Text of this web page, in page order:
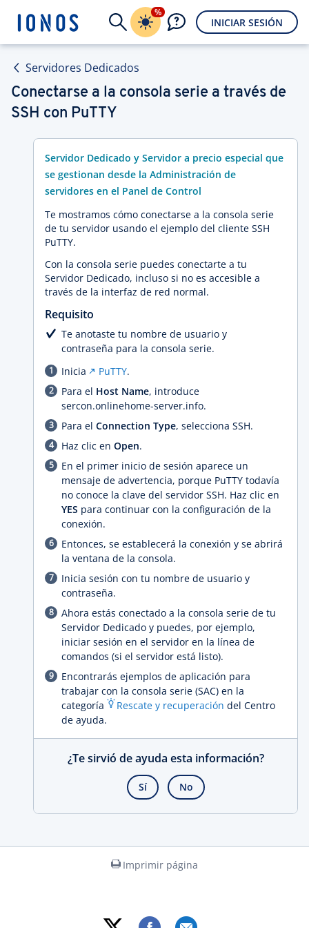
%
INICIAR SESIÓN
Servidores Dedicados
Conectarse a la consola serie a través de
SSH con PuTTY
Servidor Dedicado y Servidor a precio especial que
se gestionan desde la Administración de
servidores en el Panel de Control
Te mostramos cómo conectarse a la consola serie
de tu servidor usando el ejemplo del cliente SSH
PuTTY.
Con la consola serie puedes conectarte a tu
Servidor Dedicado, incluso si no es accesible a
través de la interfaz de red normal.
Requisito
Te anotaste tu nombre de usuario y
contraseña para la consola serie.
Inicia
PuTTY.
Para el Host Name, introduce
sercon.onlinehome-server.info.
Para el Connection Type, selecciona SSH.
Haz clic en Open.
En el primer inicio de sesión aparece un
mensaje de advertencia, porque PuTTY todavía
no conoce la clave del servidor SSH. Haz clic en
YES para continuar con la configuración de la
conexión.
Entonces, se establecerá la conexión y se abrirá
la ventana de la consola.
Inicia sesión con tu nombre de usuario y
contraseña.
Ahora estás conectado a la consola serie de tu
Servidor Dedicado y puedes, por ejemplo,
iniciar sesión en el servidor en la línea de
comandos (si el servidor está listo).
Encontrarás ejemplos de aplicación para
trabajar con la consola serie (SAC) en la
categoría
Rescate y recuperación del Centro
de ayuda.
¿Te sirvió de ayuda esta información?
Sí No
Imprimir página